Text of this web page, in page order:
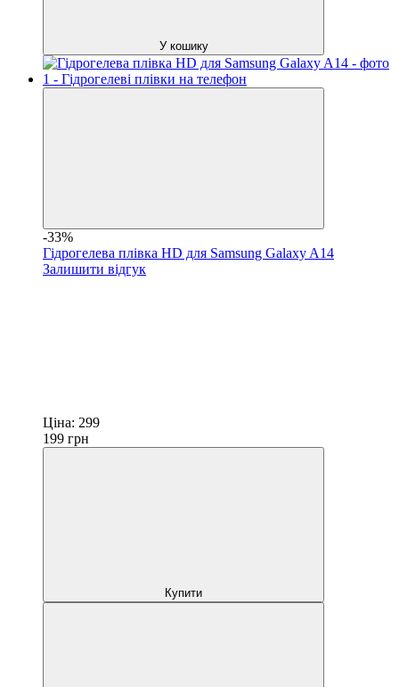
У кошику
-33%
Гідрогелева плівка HD для Samsung Galaxy A14
Залишити відгук
Ціна: 299
199 грн
Купити